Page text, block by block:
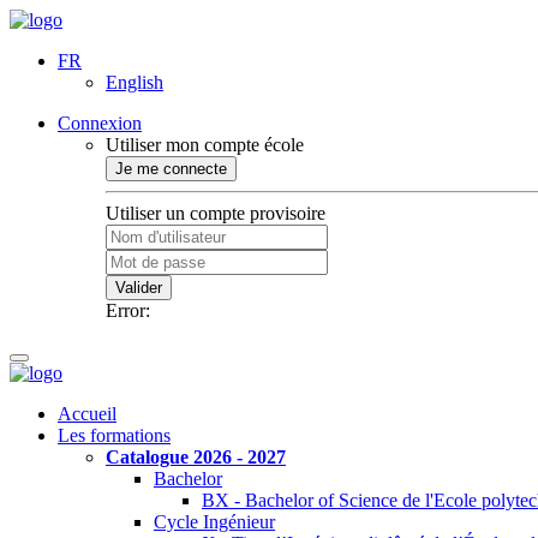
FR
English
Connexion
Utiliser mon compte école
Je me connecte
Utiliser un compte provisoire
Valider
Error:
Accueil
Les formations
Catalogue 2026 - 2027
Bachelor
BX - Bachelor of Science de l'Ecole
Cycle Ingénieur